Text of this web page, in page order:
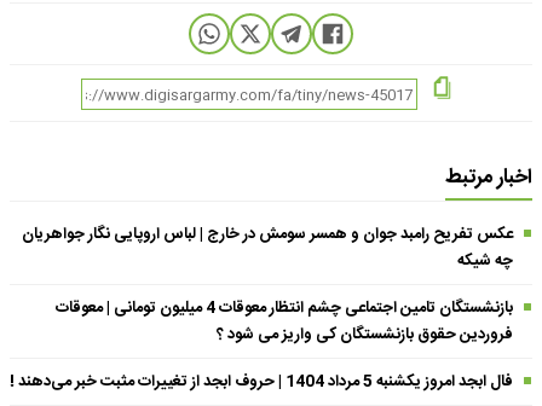
اخبار مرتبط
عکس تفریح رامبد جوان و همسر سومش در خارج | لباس اروپایی نگار جواهریان
چه شیکه
بازنشستگان تامین اجتماعی چشم انتظار معوقات 4 میلیون تومانی | معوقات
فروردین حقوق بازنشستگان کی واریز می شود ؟
فال ابجد امروز یکشنبه 5 مرداد 1404 | حروف ابجد از تغییرات مثبت خبر می‌دهند !